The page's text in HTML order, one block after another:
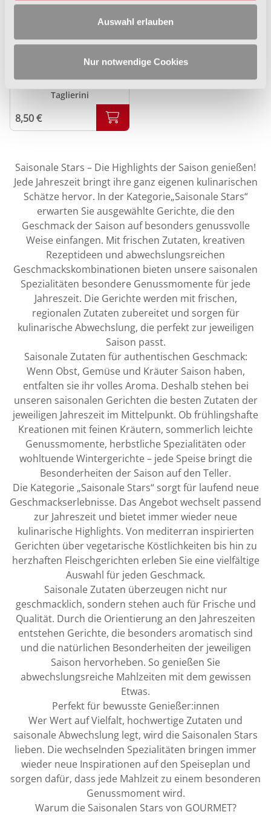
Zukunft unter „Einwilligung ändern“ über den Punkt
"Datenschutz" in der Fußzeile dieser Website widerrufen.
Ausgenommen hiervon sind unbedingt erforderliche
Cookies, die nicht abgewählt werden können.
Auswahl erlauben
Nur notwendige Cookies
Backteig mit Pesto-
Taglierini
8,50 €
Saisonale Stars – Die Highlights der Saison genießen!
Jede Jahreszeit bringt ihre ganz eigenen kulinarischen
Schätze hervor. In der Kategorie„Saisonale Stars“
erwarten Sie ausgewählte Gerichte, die den
Geschmack der Saison auf besonders genussvolle
Weise einfangen. Mit frischen Zutaten, kreativen
Rezeptideen und abwechslungsreichen
Geschmackskombinationen bieten unsere saisonalen
Spezialitäten besondere Genussmomente für jede
Jahreszeit. Die Gerichte werden mit frischen,
regionalen Zutaten zubereitet und sorgen für
kulinarische Abwechslung, die perfekt zur jeweiligen
Saison passt.
Saisonale Zutaten für authentischen Geschmack:
Wenn Obst, Gemüse und Kräuter Saison haben,
entfalten sie ihr volles Aroma. Deshalb stehen bei
unseren saisonalen Gerichten die besten Zutaten der
jeweiligen Jahreszeit im Mittelpunkt. Ob frühlingshafte
Kreationen mit feinen Kräutern, sommerlich leichte
Genussmomente, herbstliche Spezialitäten oder
wohltuende Wintergerichte – jede Speise bringt die
Besonderheiten der Saison auf den Teller.
Die Kategorie „Saisonale Stars“ sorgt für laufend neue
Geschmackserlebnisse. Das Angebot wechselt passend
zur Jahreszeit und bietet immer wieder neue
kulinarische Highlights. Von mediterran inspirierten
Gerichten über vegetarische Köstlichkeiten bis hin zu
herzhaften Fleischgerichten erleben Sie eine vielfältige
Auswahl für jeden Geschmack.
Saisonale Zutaten überzeugen nicht nur
geschmacklich, sondern stehen auch für Frische und
Qualität. Durch die Orientierung an den Jahreszeiten
entstehen Gerichte, die besonders aromatisch sind
und die natürlichen Besonderheiten der jeweiligen
Saison hervorheben. So genießen Sie
abwechslungsreiche Mahlzeiten mit dem gewissen
Etwas.
Perfekt für bewusste Genießer:innen
Wer Wert auf Vielfalt, hochwertige Zutaten und
saisonale Abwechslung legt, wird die Saisonalen Stars
lieben. Die wechselnden Spezialitäten bringen immer
wieder neue Inspirationen auf den Speiseplan und
sorgen dafür, dass jede Mahlzeit zu einem besonderen
Genussmoment wird.
Warum die Saisonalen Stars von GOURMET?